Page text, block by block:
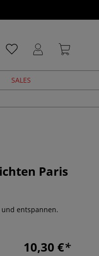
SALES
Paris
und entspannen.
10,30 €